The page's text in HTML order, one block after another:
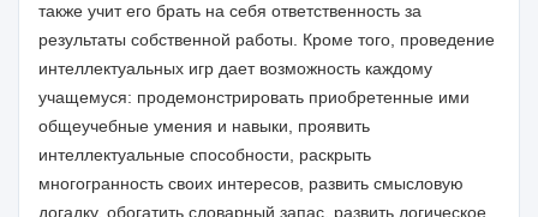
также учит его брать на себя ответственность за
результаты собственной работы. Кроме того, проведение
интеллектуальных игр дает возможность каждому
учащемуся: продемонстрировать приобретенные ими
общеучебные умения и навыки, проявить
интеллектуальные способности, раскрыть
многогранность своих интересов, развить смысловую
догадку, обогатить словарный запас, развить логическое